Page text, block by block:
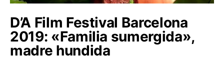
D’A Film Festival Barcelona
2019: «Familia sumergida»,
madre hundida